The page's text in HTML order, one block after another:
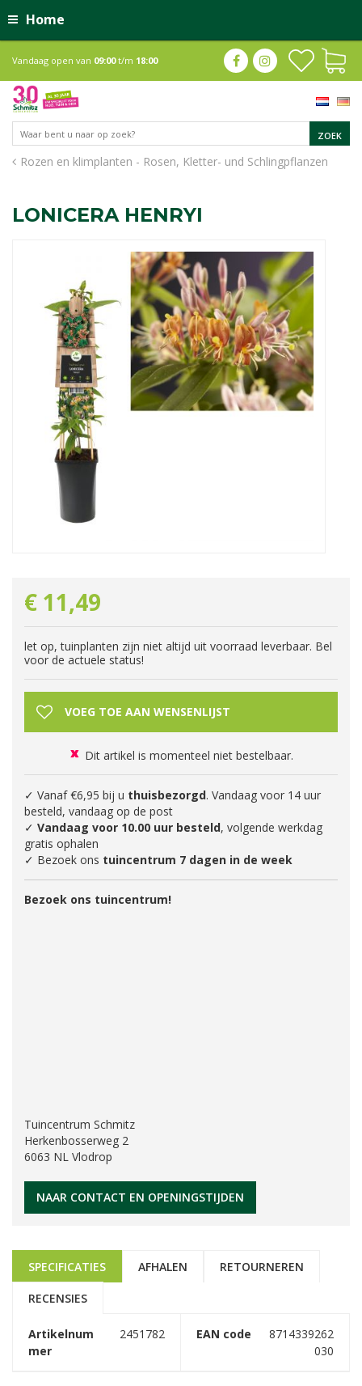
Home
Rozen en klimplanten - Rosen, Kletter- und Schlingpflanzen
Vandaag open van 09:00t/m 18:00
LONICERA HENRYI
€ 11,49
let op, tuinplanten zijn niet altijd uit voorraad leverbaar. Bel
voor de actuele status!
Dit artikel is momenteel niet bestelbaar.
✓ Vanaf €6,95 bij u thuisbezorgd. Vandaag voor 14 uur
besteld, vandaag op de post
✓ Vandaag voor 10.00 uur besteld, volgende werkdag
gratis ophalen
✓ Bezoek ons tuincentrum 7 dagen in de week
Bezoek ons tuincentrum!
Tuincentrum Schmitz
Herkenbosserweg 2
6063 NL Vlodrop
NAAR CONTACT EN OPENINGSTIJDEN
SPECIFICATIES AFHALEN RETOURNEREN
RECENSIES
Artikelnum
mer
2451782 EAN code
8714339262
030